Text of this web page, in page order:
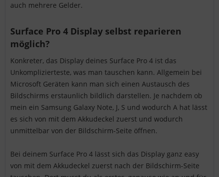
auch mehrere Gelder.
Surface Pro 4 Display selbst reparieren
möglich?
Konkreter, das Display deines Surface Pro 4 ist das
Unkomplizierteste, was man tauschen kann. Allgemein bei
Microsoft Geräten kann man sich einen Austausch des
Bildschirms erstaunlich bildlich darstellen. Je nachdem ob
mein ein Samsung Galaxy Note, J, S und wodurch A hat lässt
es sich von mit dem Akkudeckel zuerst und wodurch
unmittelbar von der Bildschirm-Seite öffnen.
Bei deinem Surface Pro 4 lässt sich das Display ganz easy
von mit dem Akkudeckel zuerst nach der Bildschirm-Seite